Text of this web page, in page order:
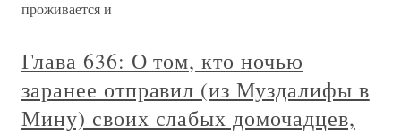
проживается и
Глава 636: О том, кто ночью
заранее отправил (из Муздалифы в
Мину) своих слабых домочадцев,